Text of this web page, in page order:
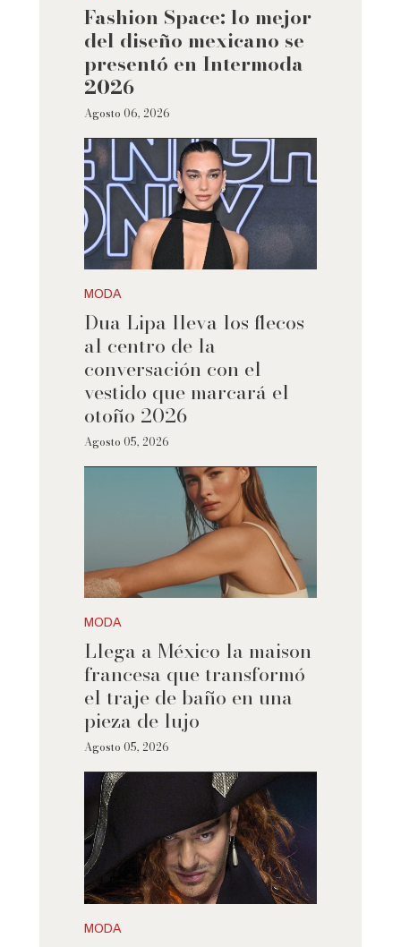
Fashion Space: lo mejor
del diseño mexicano se
presentó en Intermoda
2026
Agosto 06, 2026
MODA
Dua Lipa lleva los flecos
al centro de la
conversación con el
vestido que marcará el
otoño 2026
Agosto 05, 2026
MODA
Llega a México la maison
francesa que transformó
el traje de baño en una
pieza de lujo
Agosto 05, 2026
MODA